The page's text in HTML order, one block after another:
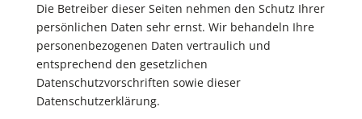
Die Betreiber dieser Seiten nehmen den Schutz Ihrer
persönlichen Daten sehr ernst. Wir behandeln Ihre
personenbezogenen Daten vertraulich und
entsprechend den gesetzlichen
Datenschutzvorschriften sowie dieser
Datenschutzerklärung.